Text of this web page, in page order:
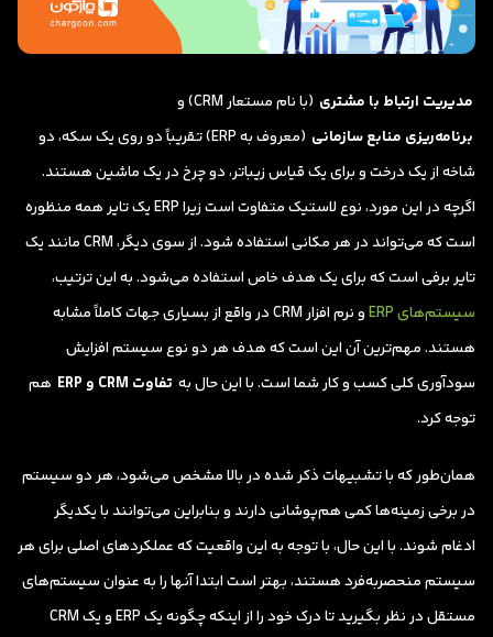
مدیریت ارتباط با مشتری (با نام مستعار CRM) و
برنامه‌ریزی منابع سازمانی
(معروف به ERP) تقریباً دو روی یک سکه، دو
شاخه از یک درخت و برای یک قیاس زیباتر، دو چرخ در یک ماشین هستند.
اگرچه در این مورد، نوع لاستیک متفاوت است زیرا ERP یک تایر همه منظوره
است که می‌تواند در هر مکانی استفاده شود. از سوی دیگر، CRM مانند یک
تایر برفی است که برای یک هدف خاص استفاده می‌شود. به این ترتیب،
سیستم‌های ERP
و نرم افزار CRM در واقع از بسیاری جهات کاملاً مشابه
هستند. مهم‌ترین آن این است که هدف هر دو نوع سیستم افزایش
سودآوری کلی کسب و کار شما است. با این حال به تفاوت CRM و ERP
هم
توجه کرد.
همان‌طور که با تشبیهات ذکر شده در بالا مشخص می‌شود، هر دو سیستم
در برخی زمینه‌ها کمی هم‌پوشانی دارند و بنابراین می‌توانند با یکدیگر
ادغام شوند. با این حال، با توجه به این واقعیت که عملکردهای اصلی برای هر
سیستم منحصربه‌فرد هستند، بهتر است ابتدا آنها را به عنوان سیستم‌های
مستقل در نظر بگیرید تا درک خود را از اینکه چگونه یک ERP و یک CRM